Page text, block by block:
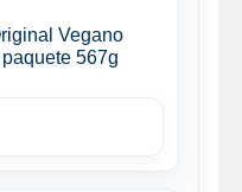
Vegano
567g